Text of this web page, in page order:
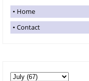
Home
Contact